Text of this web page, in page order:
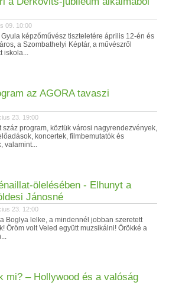
09. 10:00
Gyula képzőművész tiszteletére április 12-én és
a Szombathelyi Képtár, a művészről
iskola...
az AGORA tavaszi
23. 19:00
száz program, köztük városi nagyrendezvények,
koncertek, filmbemutatók és
valamint...
ölelésében - Elhunyt a
Jánosné
23. 12:00
Boglya lelke, a mindennél jobban szeretett
Öröm volt Veled együtt muzsikálni! Örökké a
mi? – Hollywood és a valóság